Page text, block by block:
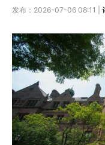
发布：2026-07-06 08:11 |